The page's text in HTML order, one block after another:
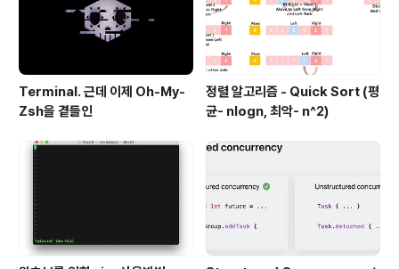
Terminal. 근데 이제 Oh-My-
Zsh을 곁들인
정렬 알고리즘 - Quick Sort (평
균- nlogn, 최악- n^2)